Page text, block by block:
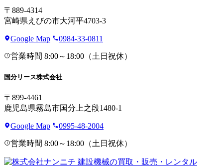
〒889-4314
宮崎県えびの市大河平4703-3
Google Map 0984-33-0811
営業時間 8:00～18:00（土日祝休）
国分リース株式会社
〒899-4461
鹿児島県霧島市国分上之段1480-1
Google Map 0995-48-2004
営業時間 8:00～18:00（土日祝休）
建設機械の買取・販売・レンタル